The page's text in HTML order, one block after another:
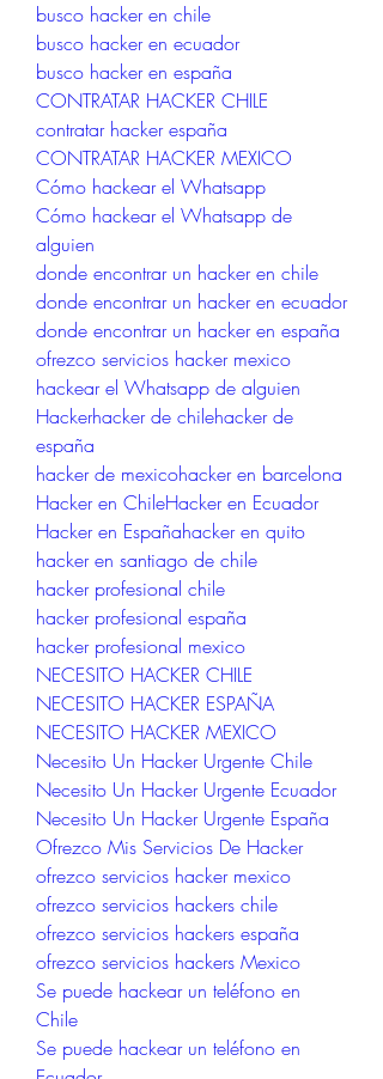
busco hacker en chile
busco hacker en ecuador
busco hacker en españa
CONTRATAR HACKER CHILE
contratar hacker españa
CONTRATAR HACKER MEXICO
Cómo hackear el Whatsapp
Cómo hackear el Whatsapp de
alguien
donde encontrar un hacker en chile
donde encontrar un hacker en ecuador
donde encontrar un hacker en españa
ofrezco servicios hacker mexico
hackear el Whatsapp de alguien
Hackerhacker de chilehacker de
españa
hacker de mexicohacker en barcelona
Hacker en ChileHacker en Ecuador
Hacker en Españahacker en quito
hacker en santiago de chile
hacker profesional chile
hacker profesional españa
hacker profesional mexico
NECESITO HACKER CHILE
NECESITO HACKER ESPAÑA
NECESITO HACKER MEXICO
Necesito Un Hacker Urgente Chile
Necesito Un Hacker Urgente Ecuador
Necesito Un Hacker Urgente España
Ofrezco Mis Servicios De Hacker
ofrezco servicios hacker mexico
ofrezco servicios hackers chile
ofrezco servicios hackers españa
ofrezco servicios hackers Mexico
Se puede hackear un teléfono en
Chile
Se puede hackear un teléfono en